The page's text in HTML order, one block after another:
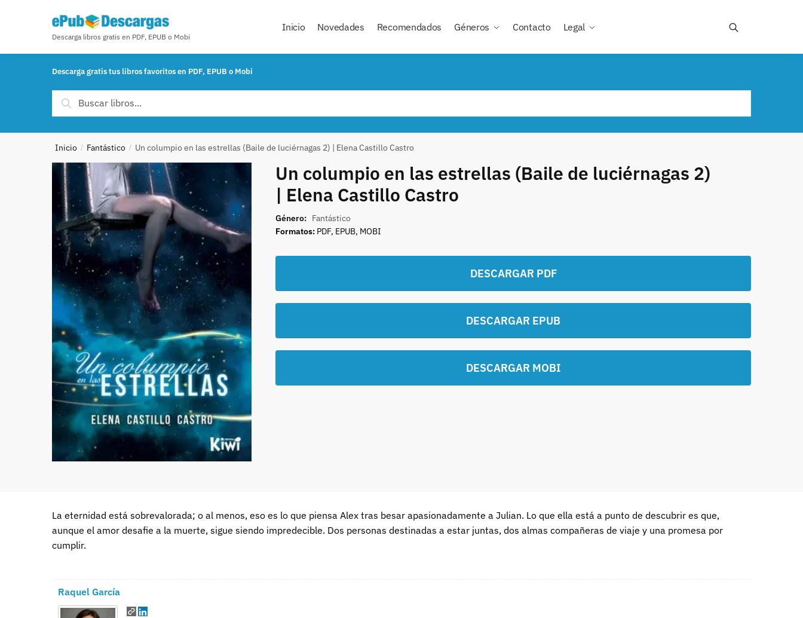
Descarga libros gratis en PDF, EPUB o Mobi
Inicio Novedades Recomendados Géneros Contacto Legal
Descarga gratis tus libros favoritos en PDF, EPUB o Mobi
Buscar por:
Buscar
Inicio / Fantástico / Un columpio en las estrellas (Baile de luciérnagas 2) | Elena Castillo Castro
Un columpio en las estrellas (Baile de luciérnagas 2)
| Elena Castillo Castro
Género: Fantástico
Formatos: PDF, EPUB, MOBI
DESCARGAR PDF
DESCARGAR EPUB
DESCARGAR MOBI
La eternidad está sobrevalorada; o al menos, eso es lo que piensa Alex tras besar apasionadamente a Julian. Lo que ella está a punto de descubrir es que,
aunque el amor desafie a la muerte, sigue siendo impredecible. Dos personas destinadas a estar juntas, dos almas compañeras de viaje y una promesa por
cumplir.
Raquel García